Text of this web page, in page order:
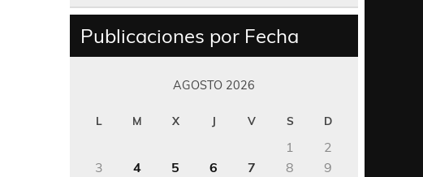
Publicaciones por Fecha
AGOSTO 2026
L M X J V S D
1
2
3
4 5 6 7 8
9